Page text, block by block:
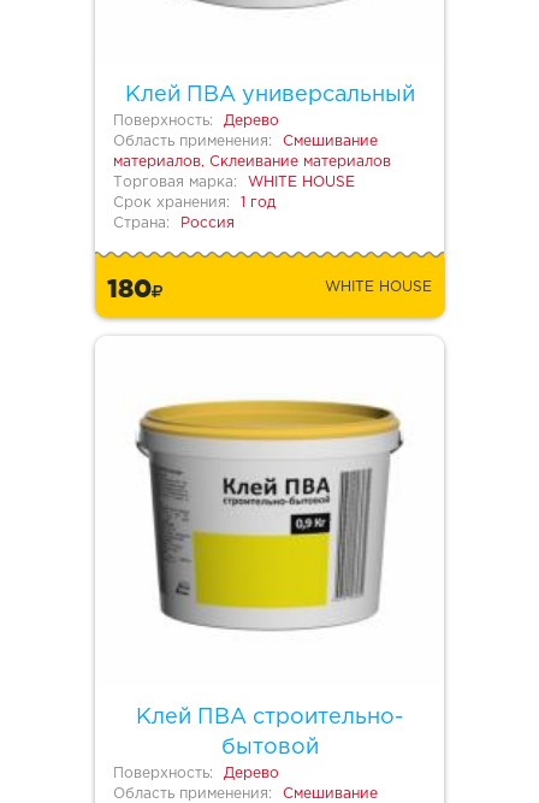
Клей ПВА универсальный
Поверхность:
Дерево
Область применения:
Смешивание
материалов, Склеивание материалов
Торговая марка:
WHITE HOUSE
Срок хранения:
1 год
Страна:
Россия
180 WHITE HOUSE
Клей ПВА строительно-
бытовой
Поверхность:
Дерево
Область применения:
Смешивание